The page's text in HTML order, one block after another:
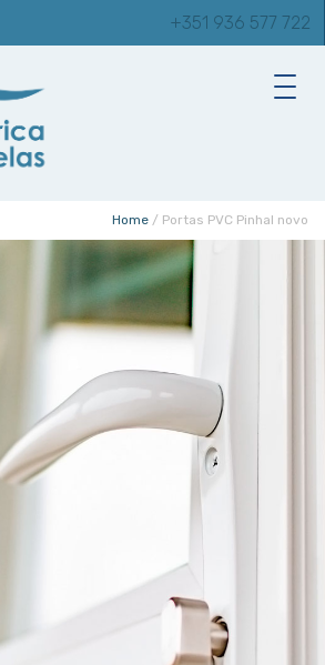
+351 936 577 722
Home / Portas PVC Pinhal novo